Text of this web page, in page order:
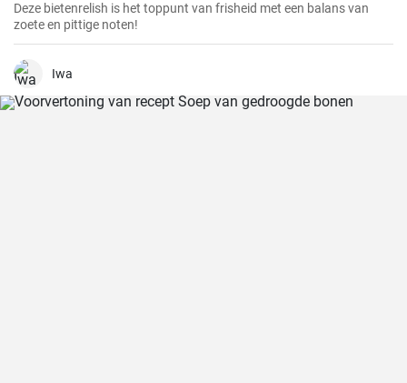
Deze bietenrelish is het toppunt van frisheid met een balans van
zoete en pittige noten!
Iwa